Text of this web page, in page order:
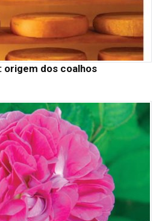
origem dos coalhos